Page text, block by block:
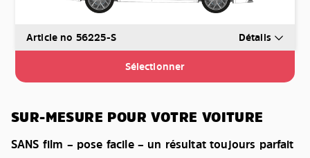
Article no 56225-S Détails
Sélectionner
SUR-MESURE POUR VOTRE VOITURE
SANS film – pose facile – un résultat toujours parfait